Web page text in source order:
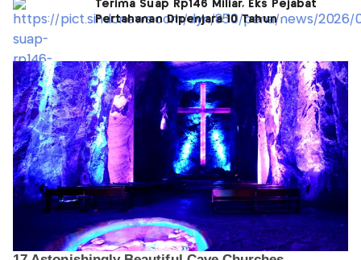
Terima Suap Rp146 Miliar, Eks Pejabat
Pertahanan Dipenjara 10 Tahun